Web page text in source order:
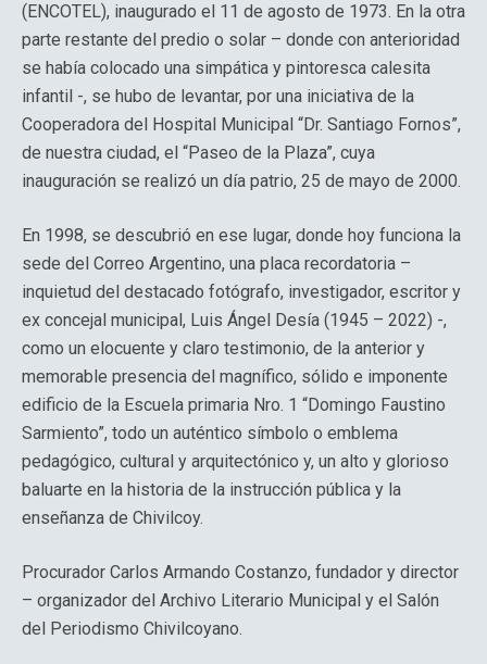
(ENCOTEL), inaugurado el 11 de agosto de 1973. En la otra
parte restante del predio o solar – donde con anterioridad
se había colocado una simpática y pintoresca calesita
infantil -, se hubo de levantar, por una iniciativa de la
Cooperadora del Hospital Municipal “Dr. Santiago Fornos”,
de nuestra ciudad, el “Paseo de la Plaza”, cuya
inauguración se realizó un día patrio, 25 de mayo de 2000.
En 1998, se descubrió en ese lugar, donde hoy funciona la
sede del Correo Argentino, una placa recordatoria –
inquietud del destacado fotógrafo, investigador, escritor y
ex concejal municipal, Luis Ángel Desía (1945 – 2022) -,
como un elocuente y claro testimonio, de la anterior y
memorable presencia del magnífico, sólido e imponente
edificio de la Escuela primaria Nro. 1 “Domingo Faustino
Sarmiento”, todo un auténtico símbolo o emblema
pedagógico, cultural y arquitectónico y, un alto y glorioso
baluarte en la historia de la instrucción pública y la
enseñanza de Chivilcoy.
Procurador Carlos Armando Costanzo, fundador y director
– organizador del Archivo Literario Municipal y el Salón
del Periodismo Chivilcoyano.